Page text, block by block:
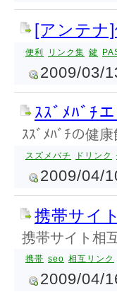
[アンテナ
便利 リンク集 鍵
2009/03/
ｽｽﾞﾒﾊﾞﾁ
ｽｽﾞﾒﾊﾞﾁの健
スズメバチ ドリンク
2009/04/
携帯サイ
携帯サイト相
携帯 seo 相互リンク
2009/04/